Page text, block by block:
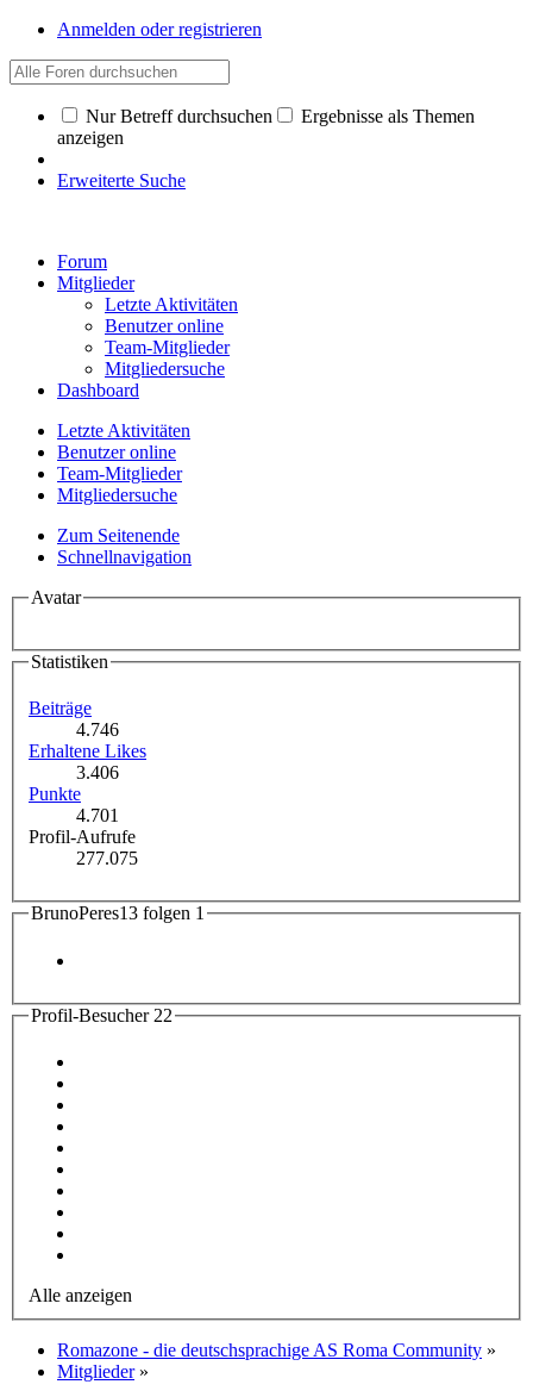
Anmelden oder registrieren
Nur Betreff durchsuchen
Ergebnisse als Themen
anzeigen
Erweiterte Suche
Forum
Mitglieder
Letzte Aktivitäten
Benutzer online
Team-Mitglieder
Mitgliedersuche
Dashboard
Letzte Aktivitäten
Benutzer online
Team-Mitglieder
Mitgliedersuche
Zum Seitenende
Schnellnavigation
Avatar
Statistiken
Beiträge
4.746
Erhaltene Likes
3.406
Punkte
4.701
Profil-Aufrufe
277.075
BrunoPeres13 folgen 1
Profil-Besucher 22
Alle anzeigen
Romazone - die deutschsprachige AS Roma Community »
Mitglieder »